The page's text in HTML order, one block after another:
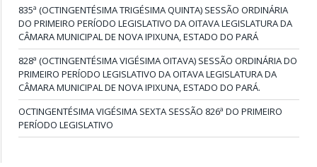
835ª (OCTINGENTÉSIMA TRIGÉSIMA QUINTA) SESSÃO ORDINÁRIA
DO PRIMEIRO PERÍODO LEGISLATIVO DA OITAVA LEGISLATURA DA
CÂMARA MUNICIPAL DE NOVA IPIXUNA, ESTADO DO PARÁ
828ª (OCTINGENTÉSIMA VIGÉSIMA OITAVA) SESSÃO ORDINÁRIA DO
PRIMEIRO PERÍODO LEGISLATIVO DA OITAVA LEGISLATURA DA
CÂMARA MUNICIPAL DE NOVA IPIXUNA, ESTADO DO PARÁ.
OCTINGENTÉSIMA VIGÉSIMA SEXTA SESSÃO 826ª DO PRIMEIRO
PERÍODO LEGISLATIVO